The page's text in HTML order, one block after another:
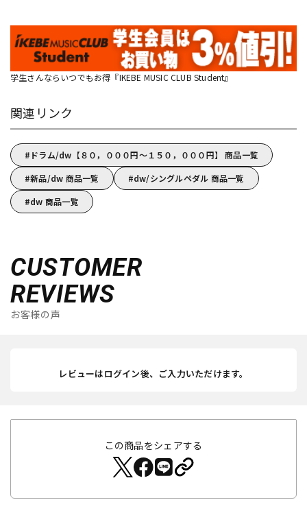
学生さんならいつでもお得『IKEBE MUSIC CLUB Student』
関連リンク
ドラム/dw【８０，０００円～１５０，０００円】 商品一覧
新品/dw 商品一覧
dw/シングルペダル 商品一覧
dw 商品一覧
CUSTOMER
REVIEWS
お客様の声
レビューはログイン後、ご入力いただけます。
この商品をシェアする